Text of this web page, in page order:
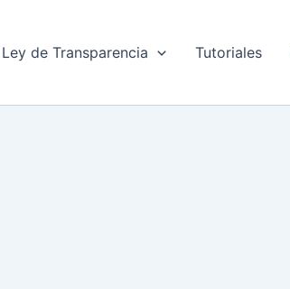
Ley de Transparencia Tutoriales